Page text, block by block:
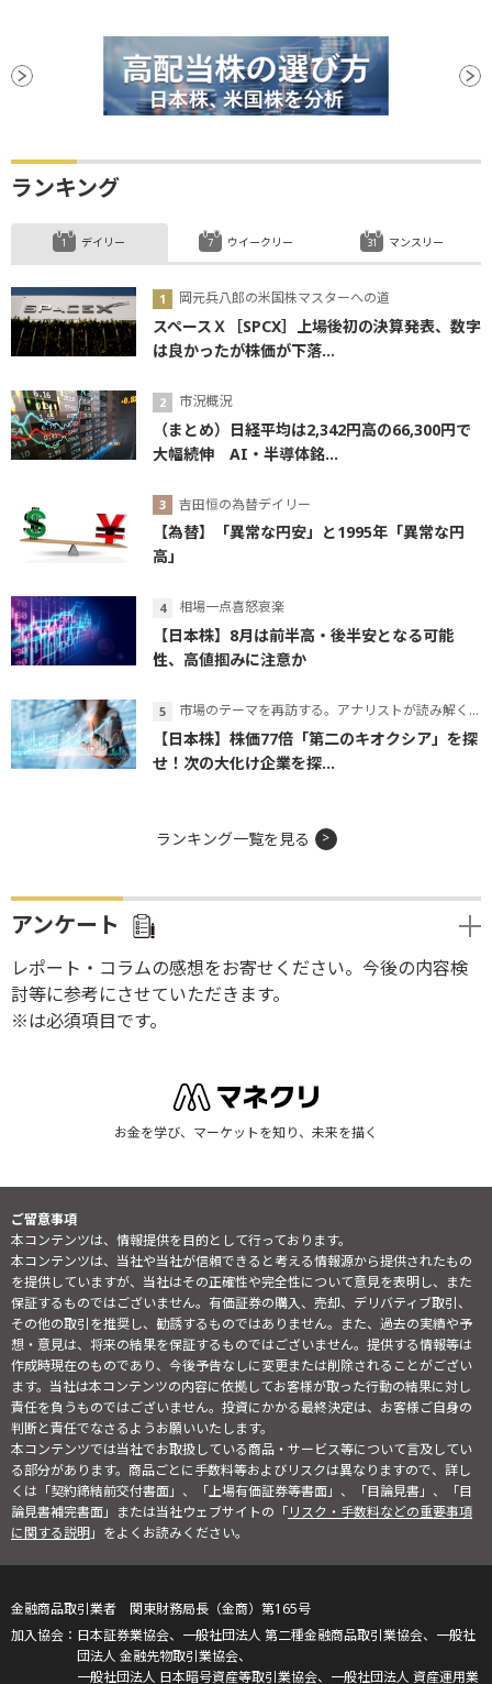
ランキング
デイリー
岡元兵八郎の米国株マスターへの道
スペースＸ［SPCX］上場後初の決算発表、数字
は良かったが株価が下落...
市況概況
（まとめ）日経平均は2,342円高の66,300円で
大幅続伸 AI・半導体銘...
吉田恒の為替デイリー
【為替】「異常な円安」と1995年「異常な円
高」
相場一点喜怒哀楽
【日本株】8月は前半高・後半安となる可能
性、高値掴みに注意か
市場のテーマを再訪する。アナリストが読み解くテーマの本質
【日本株】株価77倍「第二のキオクシア」を探
せ！次の大化け企業を探...
ウイークリー マンスリー
ランキング一覧を見る
アンケート
レポート・コラムの感想をお寄せください。今後の内容検
討等に参考にさせていただきます。
※は必須項目です。
お金を学び、マーケットを知り、未来を描く
ご留意事項
本コンテンツは、情報提供を目的として行っております。
本コンテンツは、当社や当社が信頼できると考える情報源から提供されたもの
を提供していますが、当社はその正確性や完全性について意見を表明し、また
保証するものではございません。有価証券の購入、売却、デリバティブ取引、
その他の取引を推奨し、勧誘するものではありません。また、過去の実績や予
想・意見は、将来の結果を保証するものではございません。提供する情報等は
作成時現在のものであり、今後予告なしに変更または削除されることがござい
ます。当社は本コンテンツの内容に依拠してお客様が取った行動の結果に対し
責任を負うものではございません。投資にかかる最終決定は、お客様ご自身の
判断と責任でなさるようお願いいたします。
本コンテンツでは当社でお取扱している商品・サービス等について言及してい
る部分があります。商品ごとに手数料等およびリスクは異なりますので、詳し
くは「契約締結前交付書面」、「上場有価証券等書面」、「目論見書」、「目
論見書補完書面」または当社ウェブサイトの「リスク・手数料などの重要事項
に関する説明」をよくお読みください。
金融商品取引業者 関東財務局長（金商）第165号
日本証券業協会、一般社団法人 第二種金融商品取引業協会、一般社
団法人 金融先物取引業協会、
一般社団法人 日本暗号資産等取引業協会、一般社団法人 資産運用業